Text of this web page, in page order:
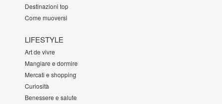
Destinazioni top
Come muoversi
LIFESTYLE
Art de vivre
Mangiare e dormire
Mercati e shopping
Curiosità
Benessere e salute